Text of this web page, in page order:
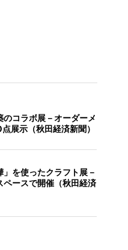
コラボ展－オーダーメ
展示（秋田経済新聞）
を使ったクラフト展－
ペースで開催（秋田経済